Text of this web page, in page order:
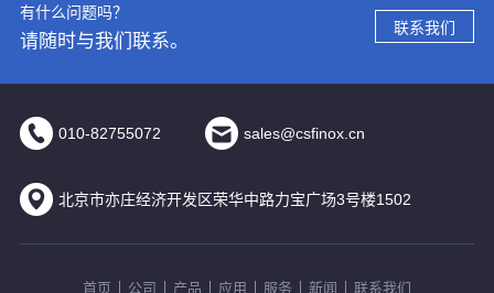
有什么问题吗？
请随时与我们联系。
联系我们
010-82755072 sales@csfinox.cn
北京市亦庄经济开发区荣华中路力宝广场3号楼1502
首页 公司 产品 应用 服务 新闻 联系我们